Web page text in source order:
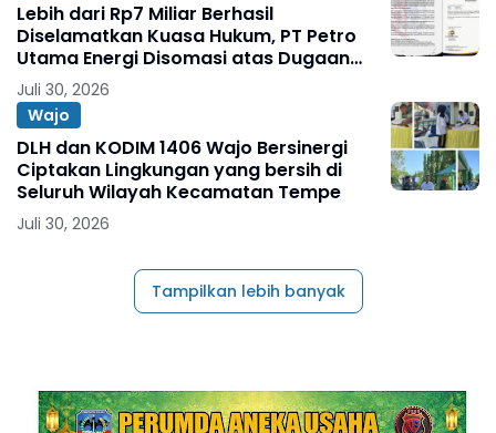
Lebih dari Rp7 Miliar Berhasil
Diselamatkan Kuasa Hukum, PT Petro
Utama Energi Disomasi atas Dugaan
Wanprestasi Pembayaran Success Fee
Juli 30, 2026
Wajo
DLH dan KODIM 1406 Wajo Bersinergi
Ciptakan Lingkungan yang bersih di
Seluruh Wilayah Kecamatan Tempe
Juli 30, 2026
Tampilkan lebih banyak